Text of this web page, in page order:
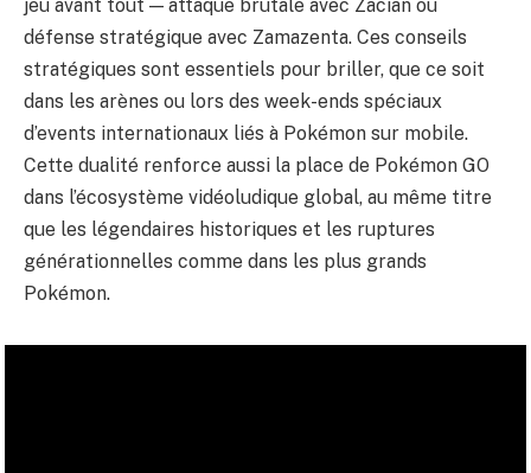
jeu avant tout — attaque brutale avec Zacian ou
défense stratégique avec Zamazenta. Ces conseils
stratégiques sont essentiels pour briller, que ce soit
dans les arènes ou lors des week-ends spéciaux
d’events internationaux liés à Pokémon sur mobile.
Cette dualité renforce aussi la place de Pokémon GO
dans l’écosystème vidéoludique global, au même titre
que les légendaires historiques et les ruptures
générationnelles comme dans les plus grands
Pokémon.